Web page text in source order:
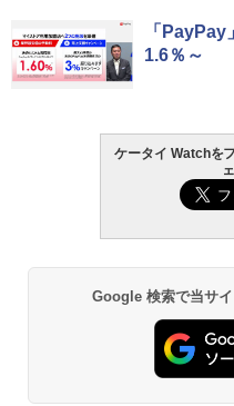
「PayPay
1.6％～
ケータイ Watchを
Google 検索で当サ